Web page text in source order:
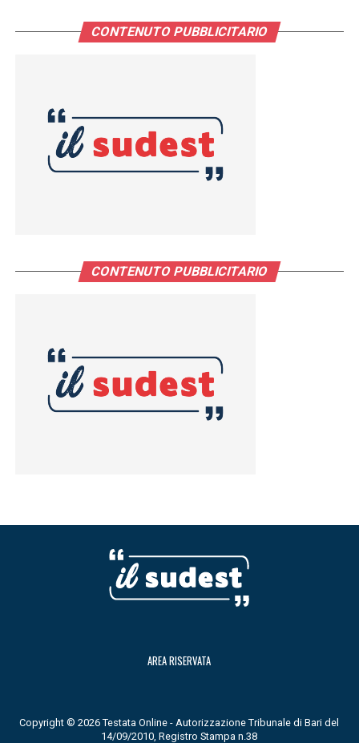
CONTENUTO PUBBLICITARIO
CONTENUTO PUBBLICITARIO
AREA RISERVATA
Copyright © 2026 Testata Online - Autorizzazione Tribunale di Bari del
14/09/2010, Registro Stampa n.38